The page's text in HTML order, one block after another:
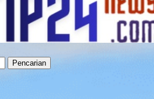
Pencarian